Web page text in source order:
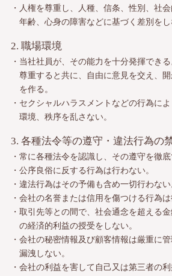
・人権を尊重し、人種、信条、性別、社
年齢、心身の障害などに基づく差別をし
2. 職場環境
・当社社員が、その能力を十分発揮でき
尊重すると共に、自由に意見を交え、
を作る。
・セクシャルハラスメントなどの行為に
環境、秩序を乱さない。
3. 各種法令等の遵守・違法行為の
・常に各種法令を認識し、その遵守を徹底
・公序良俗に反する行為は行わない。
・違法行為はその予備も含め一切行わない
・会社の名誉または信用を傷つける行為は
・取引先等との間で、社会通念を超える
の経済的利益の授受をしない。
・会社の秘密情報及び顧客情報は厳重に
漏洩しない。
・会社の利益を害して自己又は第三者の